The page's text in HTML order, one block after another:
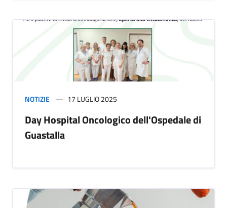
NOTIZIE 17 LUGLIO 2025
Day Hospital Oncologico dell'Ospedale di
Guastalla